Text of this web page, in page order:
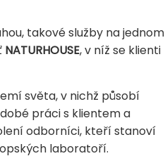
takové služby na jednom
NATURHOUSE, v níž se klienti
světa, v nichž působí
práci s klientem a
odborníci, kteří stanoví
laboratoří.